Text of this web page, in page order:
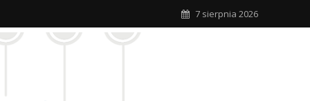
7 sierpnia 2026